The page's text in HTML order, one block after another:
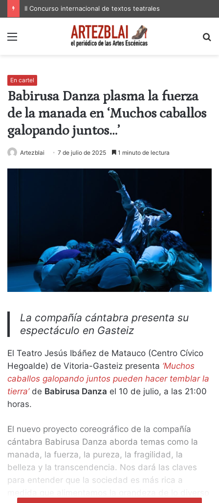
II Concurso internacional de textos teatrales
Menú
En cartel
Babirusa Danza plasma la fuerza
de la manada en ‘Muchos caballos
galopando juntos…’
Artezblai 7 de julio de 2025 1 minuto de lectura
La compañía cántabra presenta su
espectáculo en Gasteiz
El Teatro Jesús Ibáñez de Matauco (Centro Cívico
Hegoalde) de Vitoria-Gasteiz presenta ‘Muchos
caballos galopando juntos pueden hacer temblar la
tierra’de Babirusa Danza el 10 de julio, a las 21:00
horas.
El nuevo proyecto coreográfico de la compañía
cántabra Babirusa Danza aborda temas como la
manada, la fuerza, la pureza, la fragilidad, la
belleza y la transcendencia. Nos dará las claves
para entender que la sociedad es más rica a